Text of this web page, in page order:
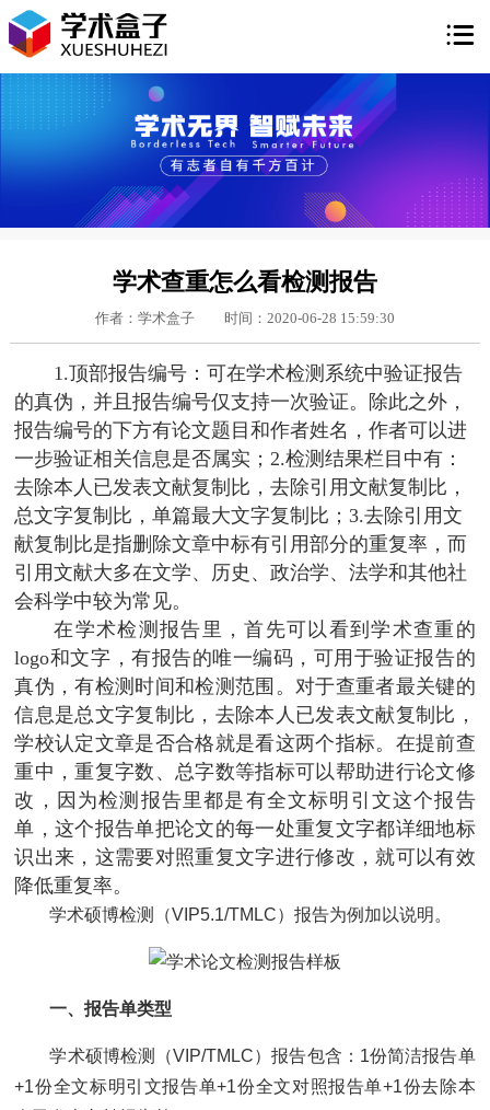

学术查重怎么看检测报告
作者：学术盒子 时间：2020-06-28 15:59:30
1.顶部报告编号：可在学术检测系统中验证报告
的真伪，并且报告编号仅支持一次验证。除此之外，
报告编号的下方有论文题目和作者姓名，作者可以进
一步验证相关信息是否属实；2.检测结果栏目中有：
去除本人已发表文献复制比，去除引用文献复制比，
总文字复制比，单篇最大文字复制比；3.去除引用文
献复制比是指删除文章中标有引用部分的重复率，而
引用文献大多在文学、历史、政治学、法学和其他社
会科学中较为常见。
在学术检测报告里，首先可以看到学术查重的
logo和文字，有报告的唯一编码，可用于验证报告的
真伪，有检测时间和检测范围。对于查重者最关键的
信息是总文字复制比，去除本人已发表文献复制比，
学校认定文章是否合格就是看这两个指标。在提前查
重中，重复字数、总字数等指标可以帮助进行论文修
改，因为检测报告里都是有全文标明引文这个报告
单，这个报告单把论文的每一处重复文字都详细地标
识出来，这需要对照重复文字进行修改，就可以有效
降低重复率。
学术硕博检测（VIP5.1/TMLC）报告为例加以说明。
一、报告单类型
学术硕博检测（VIP/TMLC）报告包含：1份简洁报告单
+1份全文标明引文报告单+1份全文对照报告单+1份去除本